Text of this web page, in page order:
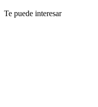
Te puede interesar